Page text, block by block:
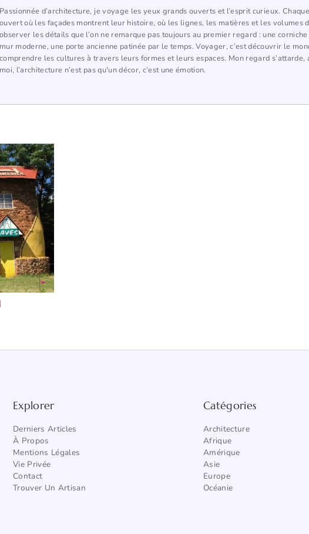
Passionnée d’architecture, je voyage les yeux grands ouverts et l’esprit curieux.
ouvert où les façades montrent leur histoire, où les lignes, les matières et les volumes
observer les détails que l’on ne remarque pas toujours au premier regard : une
mur moderne, une porte ancienne patinée par le temps. Voyager, c’est découvrir le
comprendre les cultures à travers leurs formes et leurs espaces. Mon regard
moi, l’architecture n’est pas qu'un décor, c’est une émotion.
Explorer
Derniers Articles
À Propos
Mentions Légales
Vie Privée
Contact
Trouver Un Artisan
Catégories
Architecture
Afrique
Amérique
Asie
Europe
Océanie